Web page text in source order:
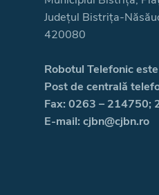
Județul Bistrița-
420080
Robotul Telefonic
Post de centrală
Fax: 0263 – 214750;
E-mail: cjbn@cjbn.ro